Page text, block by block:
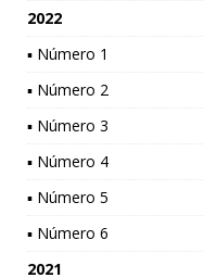
2022
▪ Número 1
▪ Número 2
▪ Número 3
▪ Número 4
▪ Número 5
▪ Número 6
2021